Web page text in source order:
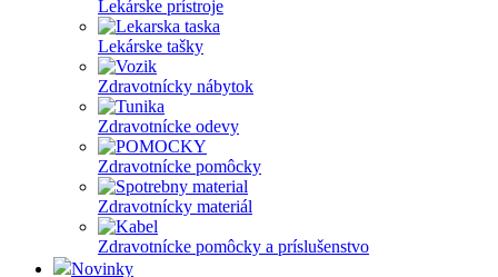
Lekárske prístroje
Lekárske tašky
Zdravotnícky nábytok
Zdravotnícke odevy
Zdravotnícke pomôcky
Zdravotnícky materiál
Zdravotnícke pomôcky a príslušenstvo
Novinky